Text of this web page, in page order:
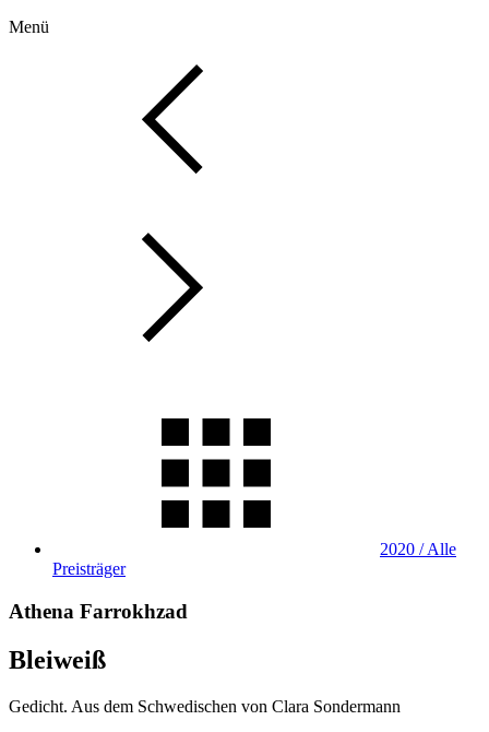
Menü
2020 / Alle
Preisträger
Athena Farrokhzad
Bleiweiß
Gedicht. Aus dem Schwedischen von Clara Sondermann